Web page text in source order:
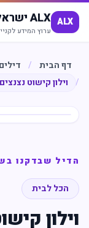
ALX ALX ישראל
ערוץ המידע
דף הבית /
/
וילון קישוט
הדיל שבדקנו
הכל לבית
וילון